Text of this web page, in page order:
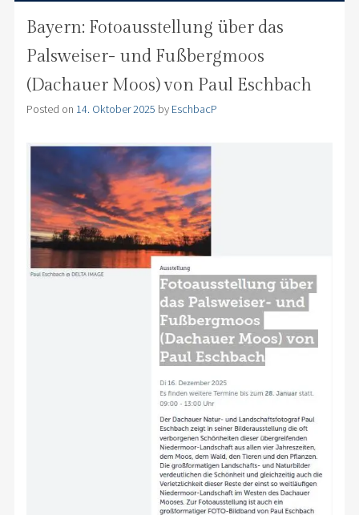
Bayern: Fotoausstellung über das
Palsweiser- und Fußbergmoos
(Dachauer Moos) von Paul Eschbach
Posted on 14. Oktober 2025 by EschbacP